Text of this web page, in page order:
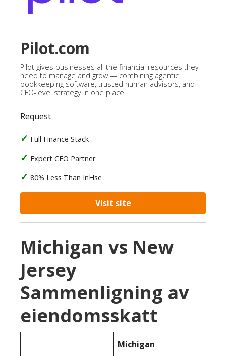
Pilot.com
Pilot gives businesses all the financial resources they
need to manage and grow — combining agentic
bookkeeping software, trusted human advisors, and
CFO-level strategy in one place.
Request
Full Finance Stack
Expert CFO Partner
80% Less Than InHse
Visit site
Michigan vs New
Jersey
Sammenligning av
eiendomsskatt
Michigan